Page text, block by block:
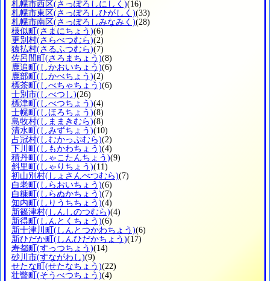
札幌市西区(さっぽろしにしく)(16)
札幌市東区(さっぽろしひがしく)(33)
札幌市南区(さっぽろしみなみく)(28)
様似町 (さまにちょう)(6)
更別村(さらべつむら)(2)
猿払村(さるふつむら)(7)
佐呂間町 (さろまちょう)(8)
鹿追町 (しかおいちょう)(6)
鹿部町 (しかべちょう)(2)
標茶町 (しべちゃちょう)(6)
士別市(しべつし)(26)
標津町 (しべつちょう)(4)
士幌町 (しほろちょう)(8)
島牧村(しままきむら)(8)
清水町 (しみずちょう)(10)
占冠村(しむかっぷむら)(2)
下川町 (しもかわちょう)(4)
積丹町 (しゃこたんちょう)(9)
斜里町 (しゃりちょう)(11)
初山別村(しょさんべつむら)(7)
白老町 (しらおいちょう)(6)
白糠町 (しらぬかちょう)(7)
知内町 (しりうちちょう)(4)
新篠津村(しんしのつむら)(4)
新得町 (しんとくちょう)(6)
新十津川町 (しんとつかわちょう)(6)
新ひだか町 (しんひだかちょう)(17)
寿都町 (すっつちょう)(14)
砂川市(すながわし)(9)
せたな町 (せたなちょう)(22)
壮瞥町 (そうべつちょう)(4)